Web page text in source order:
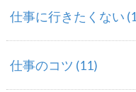
仕事に行きたくない
仕事のコツ (11)